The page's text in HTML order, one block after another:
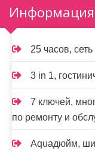
Информация
25 часов,
3 in 1,
7 ключей,
по ремонту и
Aquaдюйм,